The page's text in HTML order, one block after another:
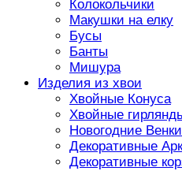
Колокольчики
Макушки на елку
Бусы
Банты
Мишура
Изделия из хвои
Хвойные Конуса
Хвойные
Новогодние
Декоративные
Декоративные